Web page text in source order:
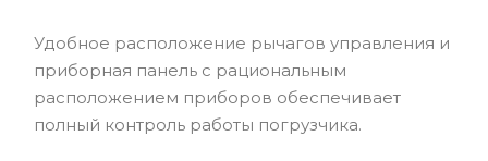
Удобное расположение рычагов управления и
приборная панель с рациональным
расположением приборов обеспечивает
полный контроль работы погрузчика.